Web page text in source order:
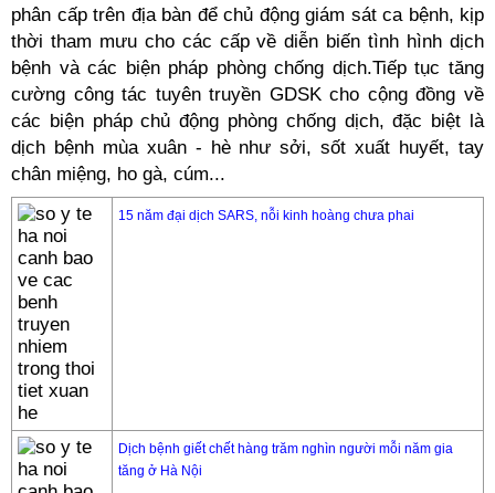
phân cấp trên địa bàn để chủ động giám sát ca bệnh, kịp
thời tham mưu cho các cấp về diễn biến tình hình dịch
bệnh và các biện pháp phòng chống dịch.Tiếp tục tăng
cường công tác tuyên truyền GDSK cho cộng đồng về
các biện pháp chủ động phòng chống dịch, đặc biệt là
dịch bệnh mùa xuân - hè như sởi, sốt xuất huyết, tay
chân miệng, ho gà, cúm...
15 năm đại dịch SARS, nỗi kinh hoàng chưa phai
Dịch bệnh giết chết hàng trăm nghìn người mỗi năm gia
tăng ở Hà Nội